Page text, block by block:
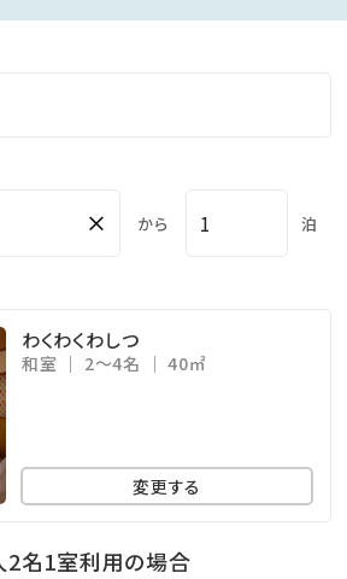
続きを承ります。（お部屋へのご案
間、お荷物お預かり用ロッカーを
ある日程がございます。
× から 泊
わくわくわしつ
和室 2～4名 40㎡
変更する
2名1室利用の場合